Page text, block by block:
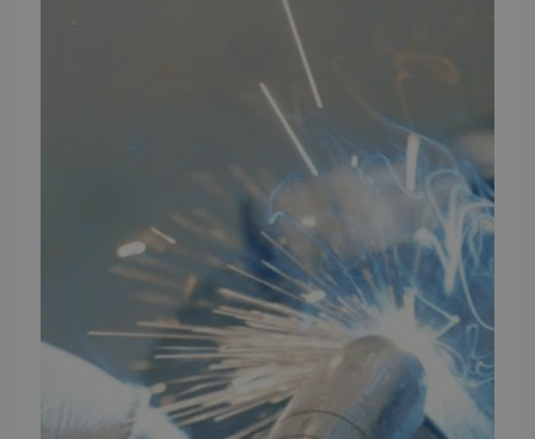
Energiberegner
Artikler
TMP Historie
Cookie og Privatlivspolitik
Salgs- og leveringsbetingelser
Vores brands
09:00 - 16:00
09:00 - 15:30
Lukket
FØLG TMP
Facebook